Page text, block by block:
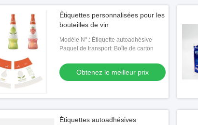
Étiquettes personnalisées pour les
bouteilles de vin
Modèle N°.: Étiquette autoadhésive
Paquet de transport: Boîte de carton
Obtenez le meilleur prix
Étiquettes autoadhésives